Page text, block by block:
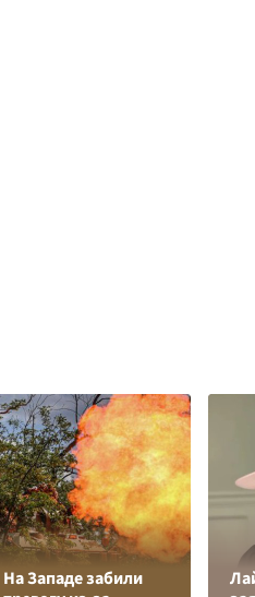
На Западе забили